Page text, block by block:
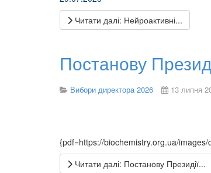
Читати далі: Нейроактивні...
Постанову
Вибори директора 2026 13 липня
{pdf=https://biochemistry.org.ua/
Читати далі: Постанову Президії...